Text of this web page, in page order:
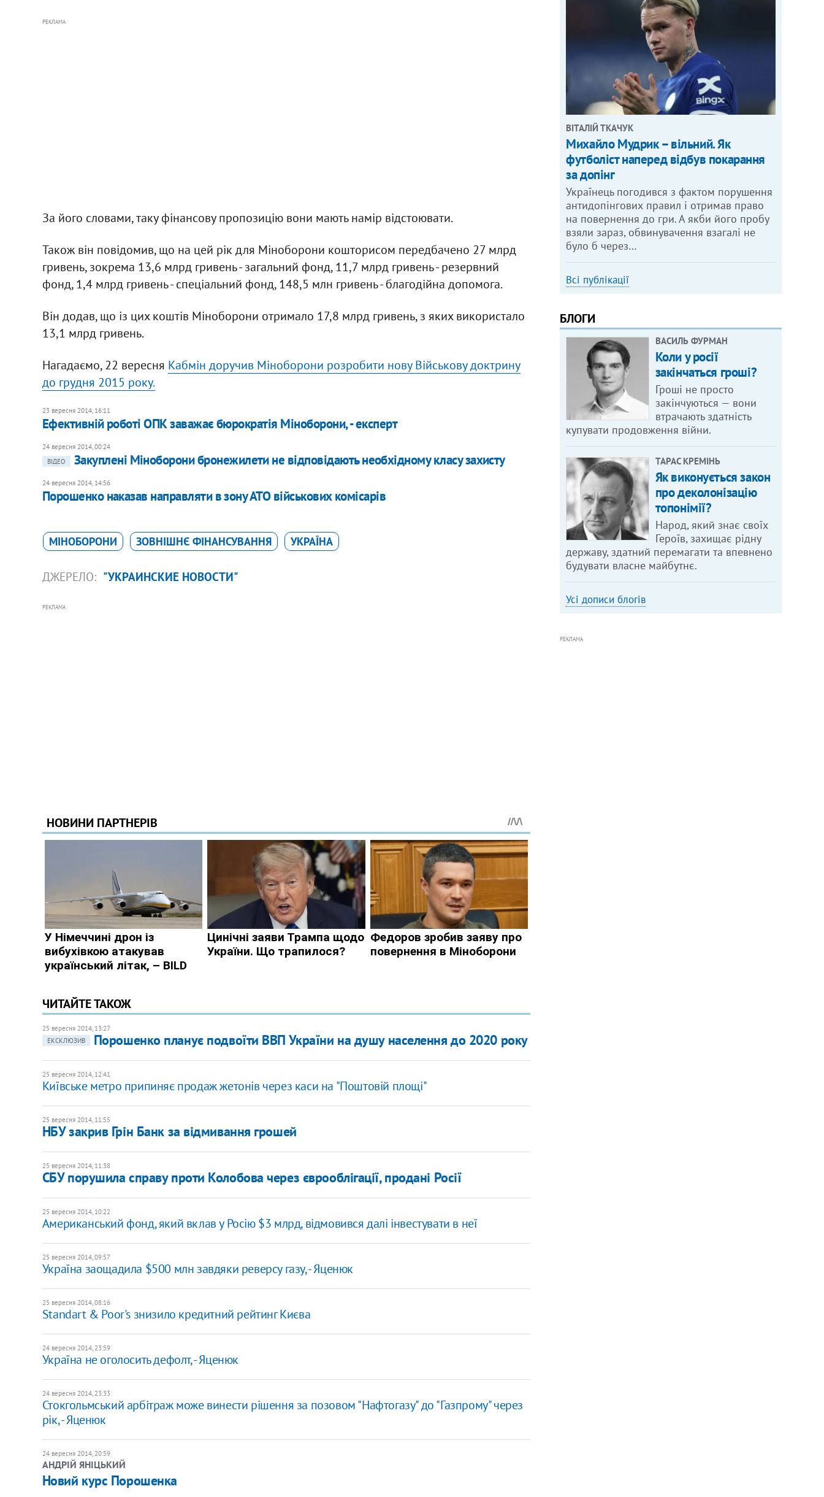
РЕКЛАМА
За його словами, таку фінансову пропозицію вони мають намір відстоювати.
Також він повідомив, що на цей рік для Міноборони кошторисом передбачено 27 млрд
гривень, зокрема 13,6 млрд гривень - загальний фонд, 11,7 млрд гривень - резервний
фонд, 1,4 млрд гривень - спеціальний фонд, 148,5 млн гривень - благодійна допомога.
Він додав, що із цих коштів Міноборони отримало 17,8 млрд гривень, з яких використало
13,1 млрд гривень.
Нагадаємо, 22 вересня Кабмін доручив Міноборони розробити нову Військову доктрину
до грудня 2015 року.
23 вересня 2014, 16:11
Ефективній роботі ОПК заважає бюрократія Міноборони, - експерт
24 вересня 2014, 00:24
ВІДЕО
Закуплені Міноборони бронежилети не відповідають необхідному класу захисту
24 вересня 2014, 14:56
Порошенко наказав направляти в зону АТО військових комісарів
МІНОБОРОНИ ЗОВНІШНЄ ФІНАНСУВАННЯ УКРАЇНА
ДЖЕРЕЛО: "УКРАИНСКИЕ НОВОСТИ"
РЕКЛАМА
ЧИТАЙТЕ ТАКОЖ
25 вересня 2014, 13:27
ЕКСКЛЮЗИВ
Порошенко планує подвоїти ВВП України на душу населення до 2020 року
25 вересня 2014, 12:41
Київське метро припиняє продаж жетонів через каси на "Поштовій площі"
25 вересня 2014, 11:55
НБУ закрив Грін Банк за відмивання грошей
25 вересня 2014, 11:38
СБУ порушила справу проти Колобова через єврооблігації, продані Росії
25 вересня 2014, 10:22
Американський фонд, який вклав у Росію $3 млрд, відмовився далі інвестувати в неї
25 вересня 2014, 09:57
Україна заощадила $500 млн завдяки реверсу газу, - Яценюк
25 вересня 2014, 08:16
Standart & Poor's знизило кредитний рейтинг Києва
24 вересня 2014, 23:59
Україна не оголосить дефолт, - Яценюк
24 вересня 2014, 23:33
Стокгольмський арбітраж може винести рішення за позовом "Нафтогазу" до "Газпрому" через
рік, - Яценюк
24 вересня 2014, 20:59
АНДРІЙ ЯНІЦЬКИЙ
Новий курс Порошенка
ВІТАЛІЙ ТКАЧУК
Михайло Мудрик – вільний. Як
футболіст наперед відбув покарання
за допінг
Українець погодився з фактом порушення
антидопінгових правил і отримав право
на повернення до гри. А якби його пробу
взяли зараз, обвинувачення взагалі не
було б через…
Всі публікації
БЛОГИ
ВАСИЛЬ ФУРМАН
Коли у росії
закінчаться гроші?
Гроші не просто
закінчуються — вони
втрачають здатність
купувати продовження війни.
ТАРАС КРЕМІНЬ
Як виконується закон
про деколонізацію
топонімії?
Народ, який знає своїх
Героїв, захищає рідну
державу, здатний перемагати та впевнено
будувати власне майбутнє.
Усі дописи блогів
РЕКЛАМА